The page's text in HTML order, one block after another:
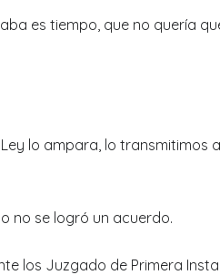
es tiempo, que no quería
lo ampara, lo transmitimos
no se logró un acuerdo.
los Juzgado de Primera